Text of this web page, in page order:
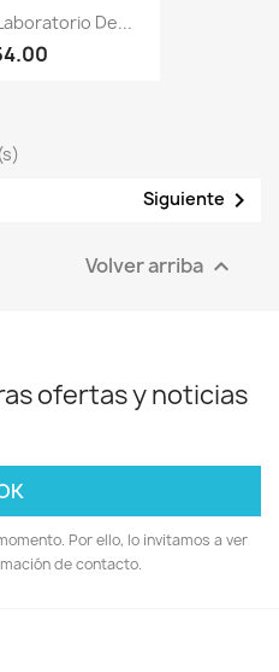
De...
Siguiente 
Volver arriba 
ofertas y noticias
Por ello, lo invitamos a ver
de contacto.